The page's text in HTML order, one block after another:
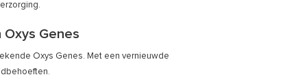
Genes
Oxys Genes. Met een vernieuwde